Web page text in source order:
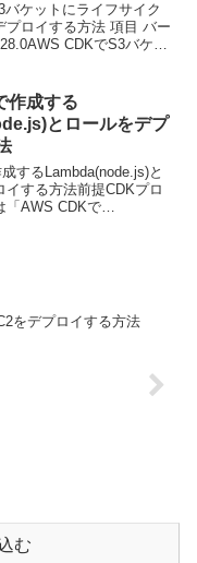
ケットにライフサイク
プロイする方法 項目 バー
CDKでS3バケッ
作成する
とロールをデプ
するLambda(node.js)と
イする方法前提CDKプロ
「AWS CDKで
をデプロイする方法
む